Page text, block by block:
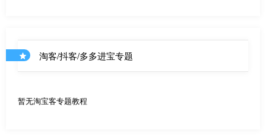
淘客/抖客/多多进宝专题
暂无淘宝客专题教程